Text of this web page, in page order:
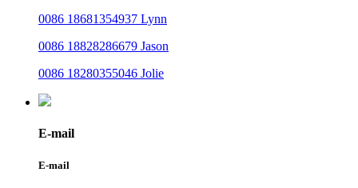
0086 18681354937 Lynn
0086 18828286679 Jason
0086 18280355046 Jolie
E-mail
E-mail